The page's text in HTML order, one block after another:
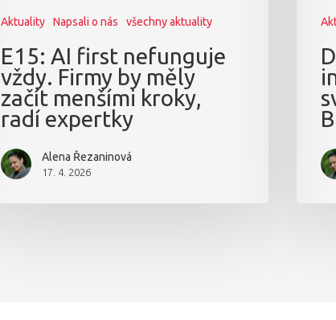
Aktuality Napsali o nás všechny aktuality
E15: AI first nefunguje
vždy. Firmy by měly
začít menšími kroky,
radí expertky
Alena Řezaninová
17. 4. 2026